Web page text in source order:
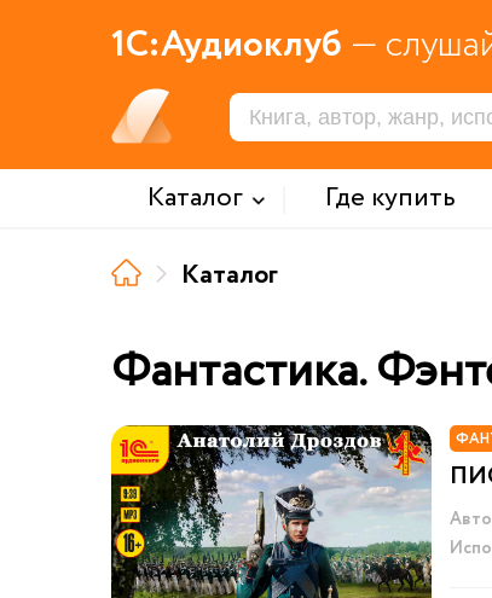
1С:Аудиоклуб —
Каталог Где купить
Каталог
Фантастика.